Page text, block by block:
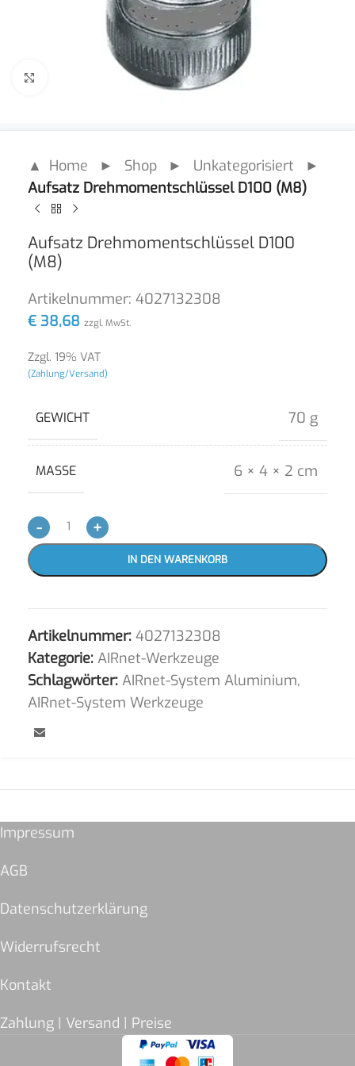
Click to enlarge
▲ Home ► Shop ► Unkategorisiert ►
Aufsatz Drehmomentschlüssel D100 (M8)
Aufsatz Drehmomentschlüssel D100
(M8)
Artikelnummer: 4027132308
€ 38,68 zzgl. MwSt.
Zzgl. 19% VAT
(Zahlung/Versand)
GEWICHT 70 g
MASSE 6 × 4 × 2 cm
- +
IN DEN WARENKORB
Artikelnummer: 4027132308
Kategorie: AIRnet-Werkzeuge
Schlagwörter: AIRnet-System Aluminium,
AIRnet-System Werkzeuge
Impressum
AGB
Datenschutzerklärung
Widerrufsrecht
Kontakt
Zahlung | Versand | Preise